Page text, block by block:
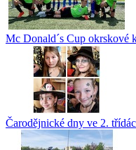
Mc Donald´s Cup okrskové
Čarodějnické dny ve 2.